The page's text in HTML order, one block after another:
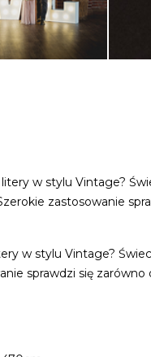
w stylu Vintage?
zastosowanie
w stylu Vintage?
sprawdzi się